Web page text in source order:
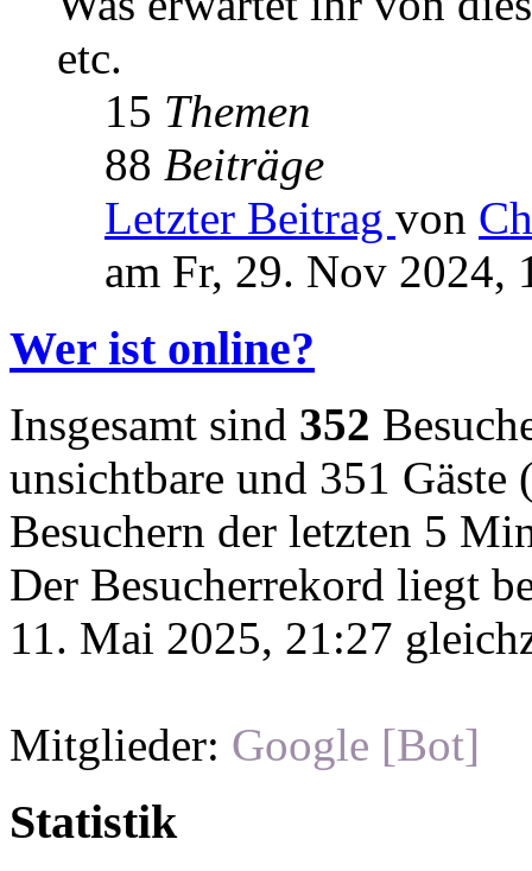
etc.
15 Themen
88 Beiträge
Letzter Beitrag von
am Fr, 29. Nov 2024,
Wer ist online?
Insgesamt sind 352
unsichtbare und 351 Gäste
Besuchern der letzten 5
Der Besucherrekord liegt
11. Mai 2025, 21:27
Mitglieder: Google [Bot]
Statistik